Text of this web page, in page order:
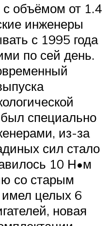
с объёмом от 1.4
инженеры
с 1995 года
по сей день.
специально
из-за
сил стало
10 Н•м
со старым
имел целых 6
новая